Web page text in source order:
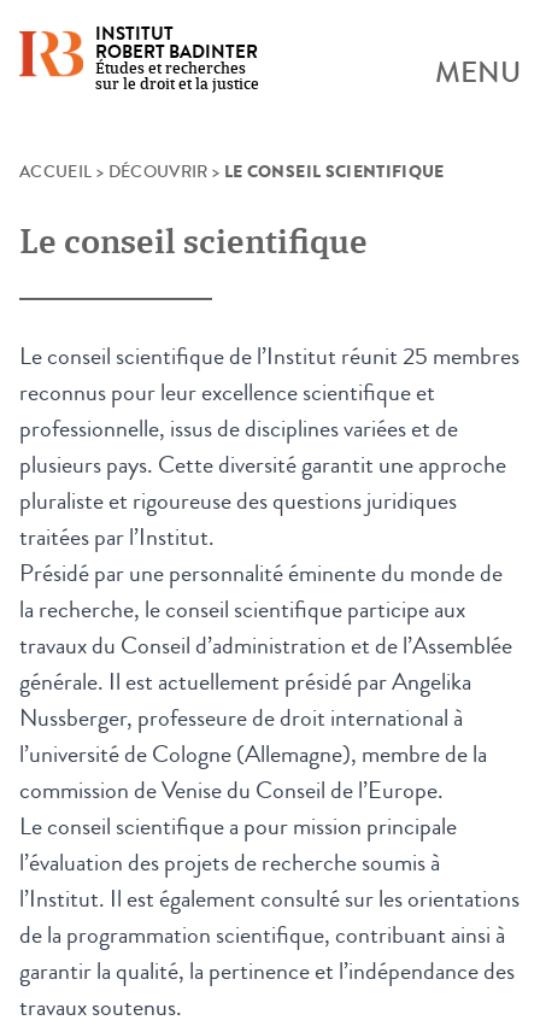
Skip
content
INSTITUT
ROBERT BADINTER
Études et recherches
sur le droit et la justice
MENU
ACCUEIL > DÉCOUVRIR > LE CONSEIL SCIENTIFIQUE
Le conseil scientifique
Le conseil scientifique de l’Institut réunit 25 membres
reconnus pour leur excellence scientifique et
professionnelle, issus de disciplines variées et de
plusieurs pays. Cette diversité garantit une approche
pluraliste et rigoureuse des questions juridiques
traitées par l’Institut.
Présidé par une personnalité éminente du monde de
la recherche, le conseil scientifique participe aux
travaux du Conseil d’administration et de l’Assemblée
générale. Il est actuellement présidé par Angelika
Nussberger, professeure de droit international à
l’université de Cologne (Allemagne), membre de la
commission de Venise du Conseil de l’Europe.
Le conseil scientifique a pour mission principale
l’évaluation des projets de recherche soumis à
l’Institut. Il est également consulté sur les orientations
de la programmation scientifique, contribuant ainsi à
garantir la qualité, la pertinence et l’indépendance des
travaux soutenus.